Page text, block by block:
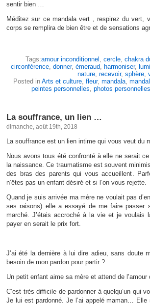
sentir bien …
Méditez sur ce mandala vert , respirez du vert,
corps se remplira de bien être et de sensations
Tags:amour inconditionnel , cercle, chakra
circonférence, donner, émeraud, harmoniser,
nature, recevoir, sphère,
Posted in Arts et culture, fleur, mandala,
peintes personnelles, photos personnelles
La souffrance, un lien …
dimanche, août 19th, 2018
La souffrance est un lien intime qui vous veut du
Nous avons tous été confronté à elle ne serait
la naissance. Ce traumatisme est souvent
des bras des parents qui vous accueillent.
n’êtes pas un enfant désiré et si l’on vous rejette.
Quand je suis arrivée ma mère ne voulait pas
ses raisons) elle a essayé de me faire passer
marché. J’étais accroché à la vie et je
payer en serait le prix fort.
J’ai été la dernière à lui dire adieu, sans doute
besoin de mon pardon pour partir ?
Un petit enfant aime sa mère et attend de l’amour
C’est très difficile de pardonner à quelqu’un qui
Je lui est pardonné. Je l’ai appelé maman… Elle